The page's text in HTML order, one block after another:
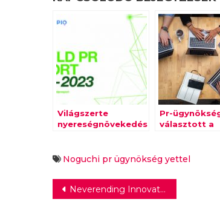
Világszerte
nyereségnövekedésre
pr-ügynökségek
Pr-
választott a
Noguchi pr ügynökség yettel
Bejegyzés
Neverending Innovation: Kommunikáció az innovációról, innováció a kommunikációban